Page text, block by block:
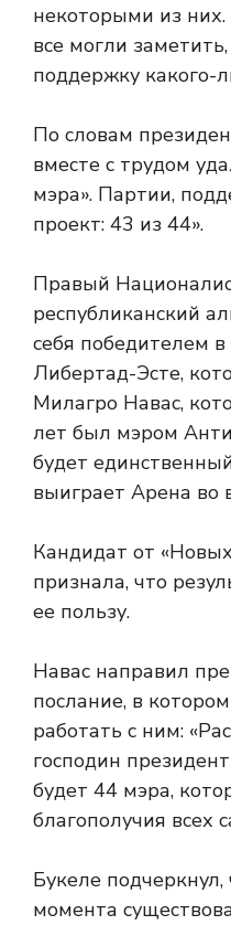
некоторыми из
все могли
поддержку какого-
По словам
вместе с трудом
мэра». Партии,
проект: 43 из 44».
Правый
республиканский
себя победителем
Либертад-Эсте,
Милагро Навас,
лет был мэром
будет
выиграет Арена во
Кандидат от
признала, что
ее пользу.
Навас направил
послание, в
работать с ним:
господин
будет 44 мэра,
благополучия всех
Букеле
момента